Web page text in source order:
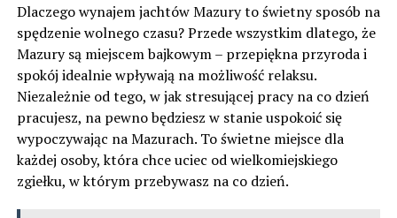
Dlaczego wynajem jachtów Mazury to świetny sposób na
spędzenie wolnego czasu? Przede wszystkim dlatego, że
Mazury są miejscem bajkowym – przepiękna przyroda i
spokój idealnie wpływają na możliwość relaksu.
Niezależnie od tego, w jak stresującej pracy na co dzień
pracujesz, na pewno będziesz w stanie uspokoić się
wypoczywając na Mazurach. To świetne miejsce dla
każdej osoby, która chce uciec od wielkomiejskiego
zgiełku, w którym przebywasz na co dzień.